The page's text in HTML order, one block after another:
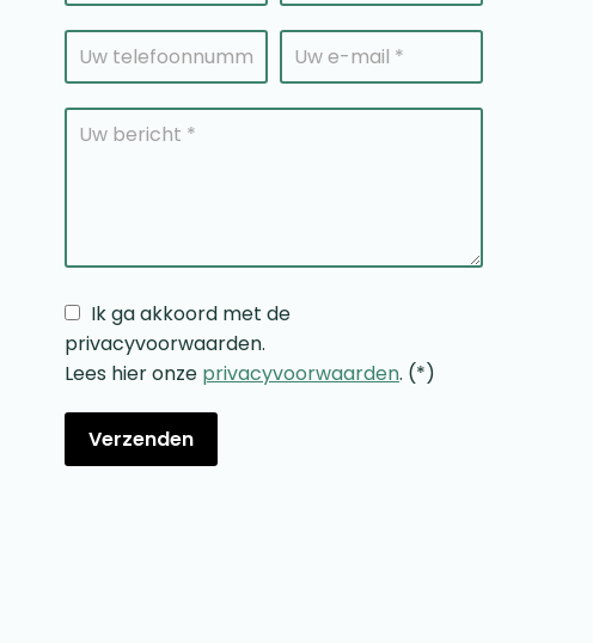
Ik ga akkoord met de
privacyvoorwaarden.
Lees hier onze privacyvoorwaarden. (*)